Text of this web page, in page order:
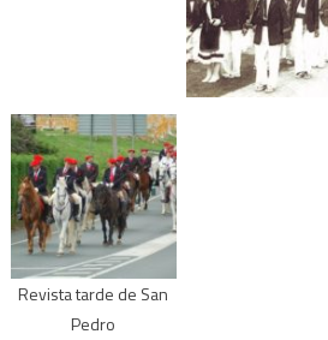
Revista tarde de San
Pedro